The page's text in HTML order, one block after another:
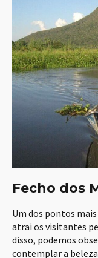
Fecho dos
Um dos pontos
atrai os visitantes
disso, podemos
contemplar a